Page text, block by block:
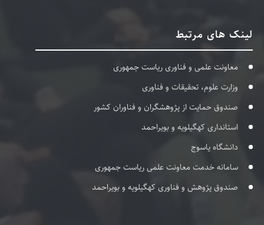
لینک های مرتبط
معاونت علمی و فناوری ریاست جمهوری
وزارت علوم، تحقیقات و فناوری
صندوق حمایت از پژوهشگران و فناوران کشور
استانداری کهگیلویه و بویراحمد
دانشگاه یاسوج
سامانه خدمت معاونت علمی ریاست جمهوری
صندوق پژوهش و فناوری کهگیلویه و بویراحمد